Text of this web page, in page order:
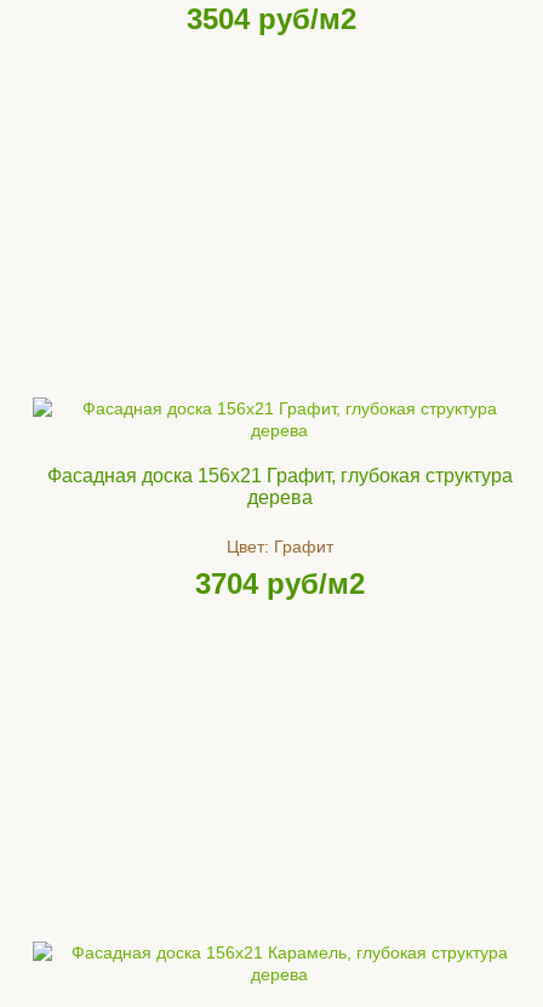
3504 руб/м2
Фасадная доска 156x21 Графит, глубокая структура
дерева
Цвет: Графит
3704 руб/м2